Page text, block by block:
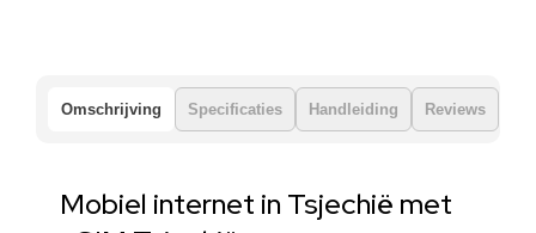
Omschrijving Specificaties Handleiding Reviews
Mobiel internet in Tsjechië met